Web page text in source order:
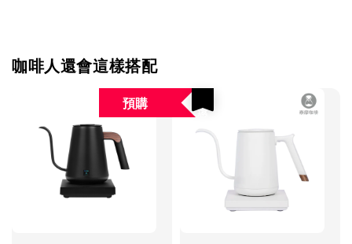
咖啡人還會這樣搭配
預購